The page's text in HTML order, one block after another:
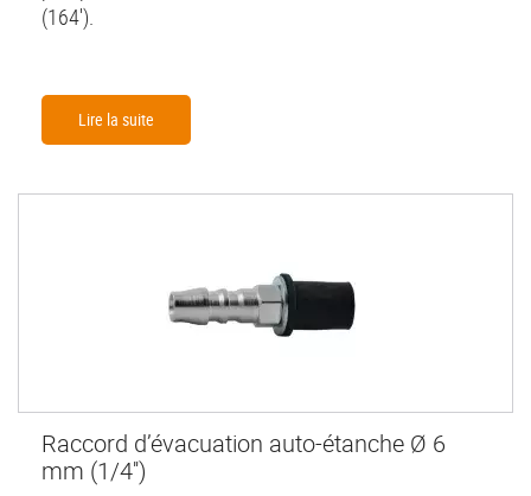
(164').
Lire la suite
Raccord d’évacuation auto-étanche Ø 6
mm (1/4'')